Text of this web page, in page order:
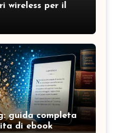
wireless per il
guida completa
di ebook